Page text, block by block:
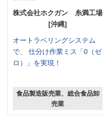
株式会社ホクガン 糸満工場
[沖縄]
オートラベリングシステム
で、 仕分け作業ミス「0（ゼ
ロ）」を実現！
食品製造販売業、総合食品卸
売業